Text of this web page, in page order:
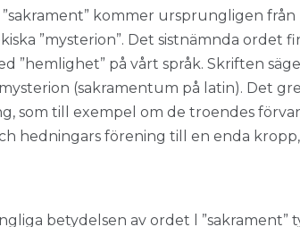
kommer ursprungligen
”mysterion”. Det sistnämnda ordet
”hemlighet” på vårt språk. Skriften
(sakramentum på latin). Det
som till exempel om de troendes
hedningars förening till en enda
betydelsen av ordet l ”sakrament”